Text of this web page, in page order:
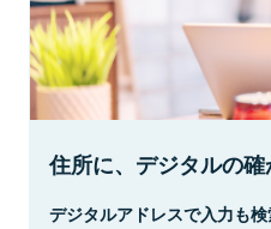
住所に、デジタルの確
デジタルアドレスで入力も検